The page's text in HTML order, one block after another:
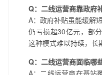
Q：二线运营商靠政府
A：政府补贴虽能缓解
仍亏损超30亿元，部
这种模式难以持续，长
Q：二线运营商面临哪